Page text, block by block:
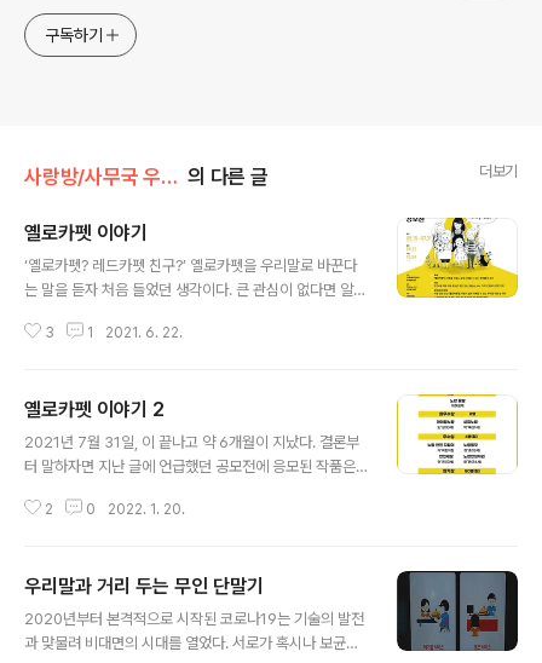
구독하기
사랑방/사무국 우당탕탕 의 다른 글 더보기
옐로카펫 이야기
‘옐로카펫? 레드카펫 친구?’ 옐로카펫을 우리말로 바꾼다
는 말을 듣자 처음 들었던 생각이다. 큰 관심이 없다면 알기
은 아동과 청소년 주위에 어떤 외국어가 도사리고 있는지
리게 하고, 운전자가 쉽게 볼 수 있도록 하기 위해 바닥 또
는 벽면을 노랗게 표시하는 것 이라는 게 초록창의 설명이
다. 좀 더 알아보니 2016년, 한글문화연대에서 이 단어를
권센터와 초록우산어린이재단에서 한창 옐로카펫을 설치
3 1 2021. 6. 22.
옐로카펫 이야기 2
2021년 7월 31일, 이 끝나고 약 6개월이 지났다. 결론부
터 말하자면 지난 글에 언급했던 공모전에 응모된 작품은
딱딱 맞아 떨어지자 생각보다 더 어마어마한 결과가 나왔
090개에 달했다. 공모작 기준에 부합하지 않은 외국어를
적었거나 오탈자, 중복 등 기준에 부합하지 않은 작품은 제
외한 수치니 얼마나 많은 분이 참여해주었는지 어림잡아
2 0 2022. 1. 20.
우리말과 거리 두는 무인 단말기
2020년부터 본격적으로 시작된 코로나19는 기술의 발전
과 맞물려 비대면의 시대를 열었다. 서로가 혹시나 보균자